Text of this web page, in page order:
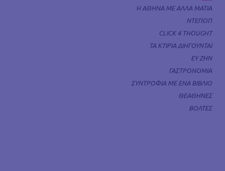
Η ΑΘΗΝΑ ΜΕ ΑΛΛΑ ΜΑΤΙΑ
ΝΤΕΠΟΠ
CLICK 4 THOUGHT
ΤΑ ΚΤΙΡΙΑ ΔΙΗΓΟΥΝΤΑΙ
ΕΥ ΖΗΝ
ΓΑΣΤΡΟΝΟΜΙΑ
ΣΥΝΤΡΟΦΙΑ ΜΕ ΕΝΑ ΒΙΒΛΙΟ
ΘΕΑΘΗΝΕΣ
ΒΟΛΤΕΣ